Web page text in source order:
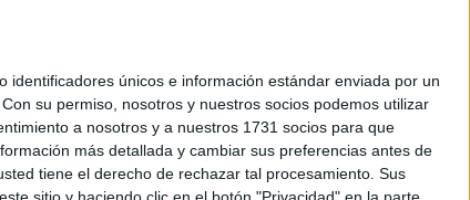
únicos e información estándar enviada por un
Con su permiso, nosotros y nuestros socios podemos utilizar
a nosotros y a nuestros 1731 socios para que
más detallada y cambiar sus preferencias antes de
tiene el derecho de rechazar tal procesamiento. Sus
91 593 2767